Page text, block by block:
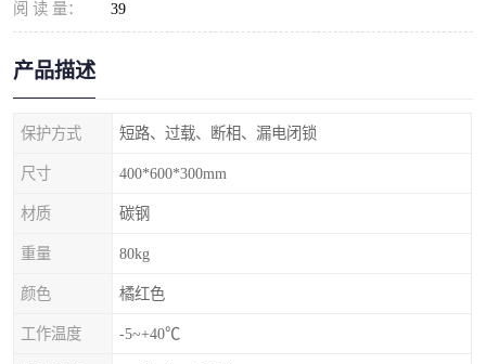
阅 读 量： 39
产品描述
保护方式 短路、过载、断相、漏电闭锁
尺寸 400*600*300mm
材质 碳钢
重量 80kg
颜色 橘红色
工作温度 -5~+40℃